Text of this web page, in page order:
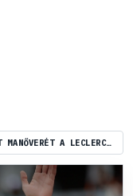
OSTOBÁNAK NEVEZTE SAJÁT MANŐVERÉT A LECLERC-T LESZORÍTÓ HADJAR